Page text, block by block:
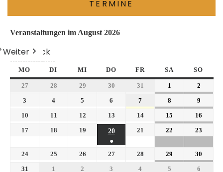
TERMINE
Veranstaltungen im August 2026
Zurück
Heute
Weiter
MO DI MI DO FR SA SO
27 28 29 30 31 1
2
3
4 5 6 7 8
9
10
11 12 13 14 15
16
17
18 19
20
●
21 22 23
24 25 26 27 28 29
30
31
1 2 3 4 5 6